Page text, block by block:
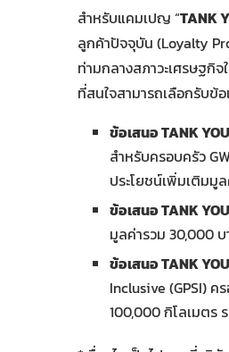
สำหรับแคมเปญ “TANK
ลูกค้าปัจจุบัน (Loyalty
ท่ามกลางสภาวะเศรษฐกิ
ที่สนใจสามารถเลือกรับข้
ข้อเสนอTANK
สำหรับครอบครัว
ประโยชน์เพิ่มเติมมู
ข้อเสนอTANK
มูลค่ารวม 30,000
ข้อเสนอTANK
Inclusive (GPSI) ค
100,000 กิโลเมตร